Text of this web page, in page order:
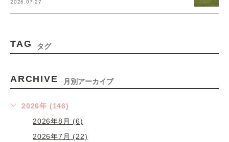
2026.07.27
TAG タグ
ARCHIVE 月別アーカイブ
2026年 (146)
2026年8月 (6)
2026年7月 (22)